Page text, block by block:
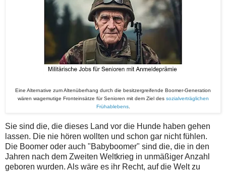
Eine Alternative zum Altenüberhang durch die besitzergreifende Boomer-Generation
wären wagemutige Fronteinsätze für Senioren mit dem Ziel des sozialverträglichen
Frühablebens.
Sie sind die, die dieses Land vor die Hunde haben gehen
lassen. Die nie hören wollten und schon gar nicht fühlen.
Die Boomer oder auch "Babyboomer" sind die, die in den
Jahren nach dem Zweiten Weltkrieg in unmäßiger Anzahl
geboren wurden. Als wäre es ihr Recht, auf die Welt zu